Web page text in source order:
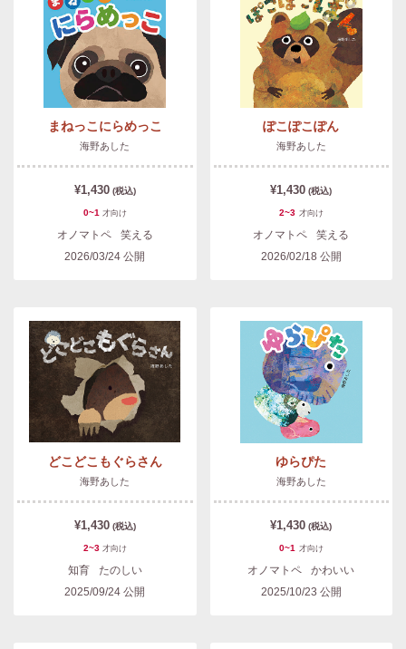
まねっこにらめっこ
海野あした
¥1,430 (税込)
0~1 才向け
オノマトペ
笑える
2026/03/24 公開
ぽこぽこぽん
海野あした
¥1,430 (税込)
2~3 才向け
オノマトペ
笑える
2026/02/18 公開
どこどこもぐらさん
海野あした
¥1,430 (税込)
2~3 才向け
知育
たのしい
2025/09/24 公開
ゆらぴた
海野あした
¥1,430 (税込)
0~1 才向け
オノマトペ
かわいい
2025/10/23 公開